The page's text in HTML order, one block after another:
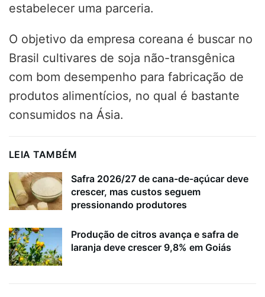
estabelecer uma parceria.
O objetivo da empresa coreana é buscar no
Brasil cultivares de soja não-transgênica
com bom desempenho para fabricação de
produtos alimentícios, no qual é bastante
consumidos na Ásia.
LEIA TAMBÉM
Safra 2026/27 de cana-de-açúcar deve
crescer, mas custos seguem
pressionando produtores
Produção de citros avança e safra de
laranja deve crescer 9,8% em Goiás